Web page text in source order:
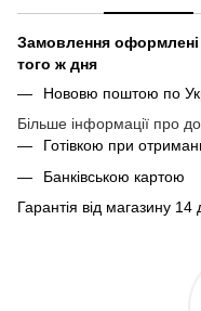
Замовлення
того ж дня
Нововю поштою по
Більше інформації про
Готівкою при
Банківською картою
Гарантія від магазину 14